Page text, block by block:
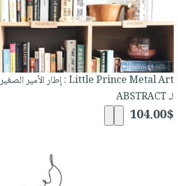
Little Prince Metal Art : إطار الأمير الصغير زينة للجدار
لـ ABSTRACT
104.00$